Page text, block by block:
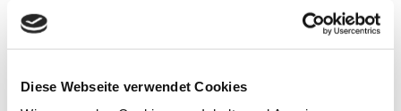
Diese Webseite verwendet Cookies
Unternehmen. Aber wie könnte das erfolgreich
sein?
Unternehmensumfeld haben viele Menschen